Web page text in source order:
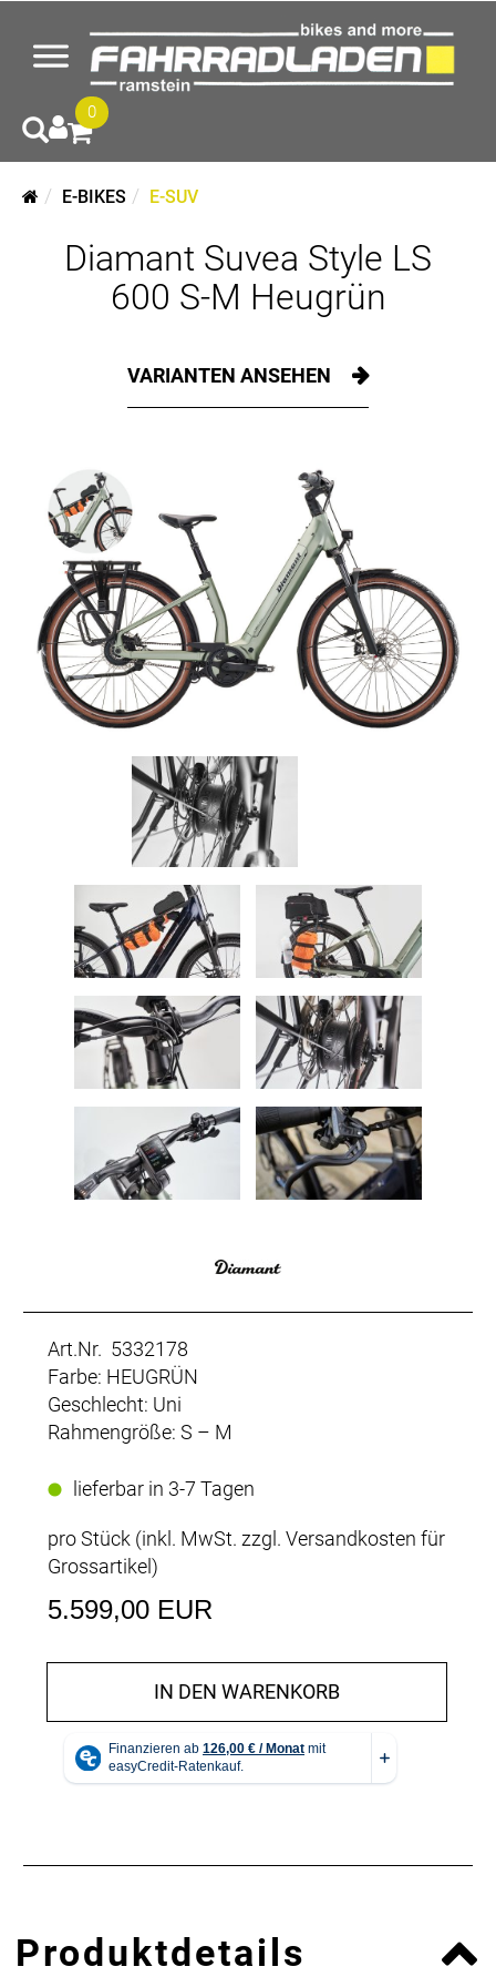
0
E-BIKES E-SUV
Diamant Suvea Style LS
600 S-M Heugrün
VARIANTEN ANSEHEN
Art.Nr. 5332178
Farbe: HEUGRÜN
Geschlecht: Uni
Rahmengröße: S – M
lieferbar in 3-7 Tagen
pro Stück (inkl. MwSt. zzgl. Versandkosten für
Grossartikel)
5.599,00 EUR
IN DEN WARENKORB
Produktdetails